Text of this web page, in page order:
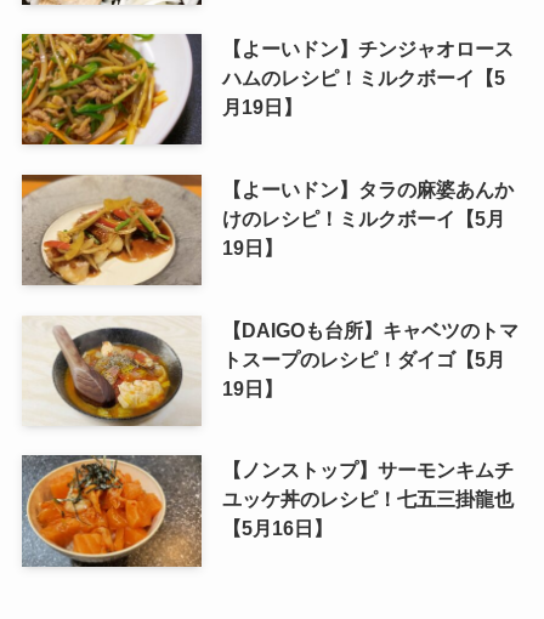
【よーいドン】チンジャオロース
ハムのレシピ！ミルクボーイ【5
月19日】
【よーいドン】タラの麻婆あんか
けのレシピ！ミルクボーイ【5月
19日】
【DAIGOも台所】キャベツのトマ
トスープのレシピ！ダイゴ【5月
19日】
【ノンストップ】サーモンキムチ
ユッケ丼のレシピ！七五三掛龍也
【5月16日】